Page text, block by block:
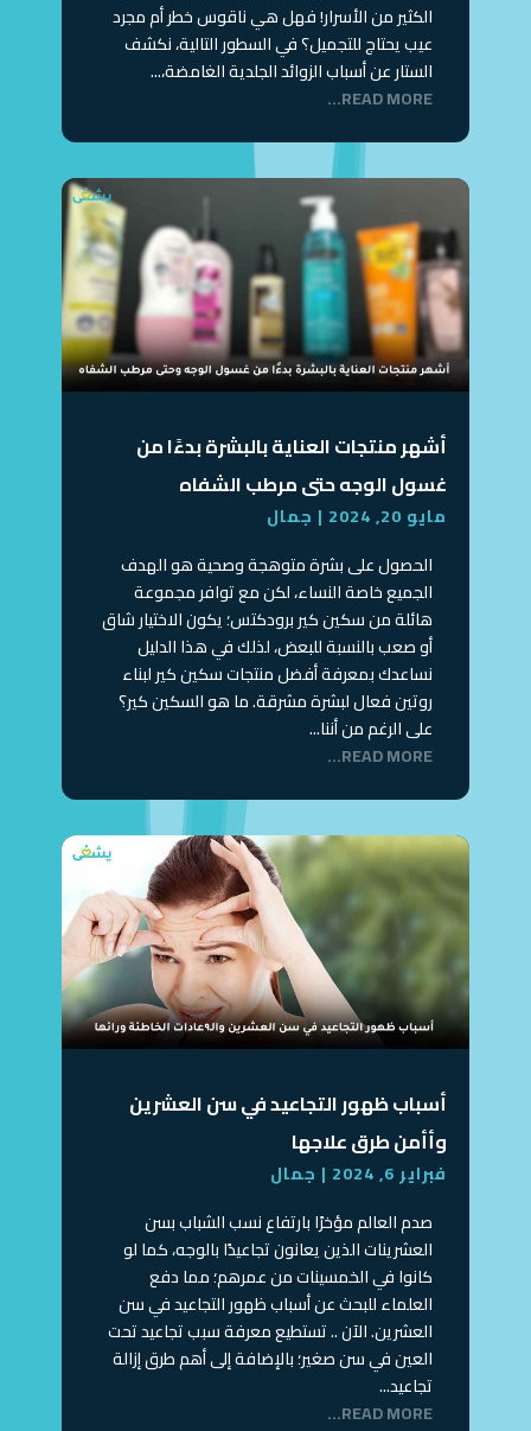
الكثير من الأسرار! فهل هي ناقوس خطر أم مجرد
عيب يحتاج للتجميل؟ في السطور التالية، نكشف
الستار عن أسباب الزوائد الجلدية الغامضة،...
READ MORE...
أشهر منتجات العناية بالبشرة بدءًا من
غسول الوجه حتى مرطب الشفاه
مايو 20, 2024 | جمال
الحصول على بشرة متوهجة وصحية هو الهدف
الجميع خاصة النساء، لكن مع توافر مجموعة
هائلة من سكين كير برودكتس؛ يكون الاختيار شاق
أو صعب بالنسبة للبعض، لذلك في هذا الدليل
نساعدك بمعرفة أفضل منتجات سكين كير لبناء
روتين فعال لبشرة مشرقة. ما هو السكين كير؟
على الرغم من أننا...
READ MORE...
أسباب ظهور التجاعيد في سن العشرين
وأأمن طرق علاجها
فبراير 6, 2024 | جمال
صدم العالم مؤخرًا بارتفاع نسب الشباب بسن
العشرينات الذين يعانون تجاعيدًا بالوجه، كما لو
كانوا في الخمسينات من عمرهم؛ مما دفع
العلماء للبحث عن أسباب ظهور التجاعيد في سن
العشرين. الآن .. تستطيع معرفة سبب تجاعيد تحت
العين في سن صغير؛ بالإضافة إلى أهم طرق إزالة
تجاعيد...
READ MORE...